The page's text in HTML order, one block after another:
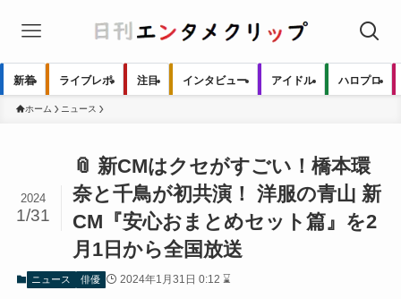
新着 ライブレポ 注目 インタビュー アイドル ハロプロ
ホーム ニュース
📎 新CMはクセがすごい！橋本環
奈と千鳥が初共演！ 洋服の青山 新
CM『安心おまとめセット篇』を2
月1日から全国放送
2024
1/31
ニュース 俳優 2024年1月31日 0:12 ⌛